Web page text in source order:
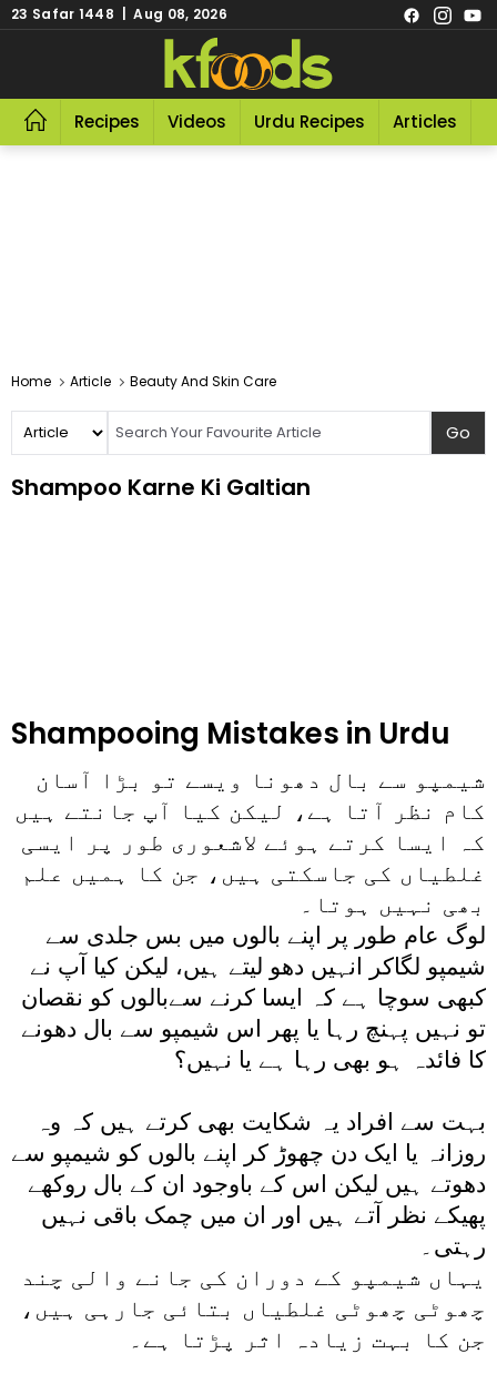
23 Safar 1448 | Aug 08, 2026
Recipes Videos Urdu Recipes Articles
Home Article Beauty And Skin Care
Shampoo Karne Ki Galtian
Shampooing Mistakes in Urdu
شیمپو سے بال دھونا ویسے تو بڑا آسان
کام نظر آتا ہے، لیکن کیا آپ جانتے ہیں
کہ ایسا کرتے ہوئے لاشعوری طور پر ایسی
غلطیاں کی جاسکتی ہیں، جن کا ہمیں علم
بھی نہیں ہوتا۔
لوگ عام طور پر اپنے بالوں میں بس جلدی سے
شیمپو لگاکر انہیں دھو لیتے ہیں، لیکن کیا آپ نے
کبھی سوچا ہے کہ ایسا کرنے سےبالوں کو نقصان
تو نہیں پہنچ رہا یا پھر اس شیمپو سے بال دھونے
کا فائدہ ہو بھی رہا ہے یا نہیں؟
بہت سے افراد یہ شکایت بھی کرتے ہیں کہ وہ
روزانہ یا ایک دن چھوڑ کر اپنے بالوں کو شیمپو سے
دھوتے ہیں لیکن اس کے باوجود ان کے بال روکھے
پھیکے نظر آتے ہیں اور ان میں چمک باقی نہیں
رہتی۔
یہاں شیمپو کے دوران کی جانے والی چند
چھوٹی چھوٹی غلطیاں بتائی جارہی ہیں،
جن کا بہت زیادہ اثر پڑتا ہے۔